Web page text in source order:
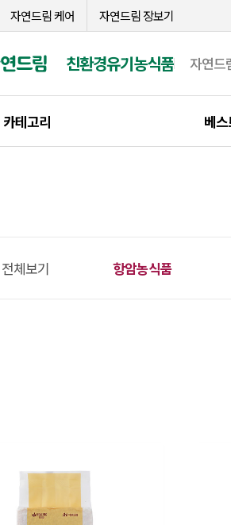
자연드림 케어 자연드림 장보기
친환경유기농식품 자연드
테고리 베
전체보기 항암농식품